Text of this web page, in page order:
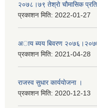
२०७८।७९ तेश्राे चाैमासिक
प्रकाशन मिति: 2022-01-27
अाय ब्यय बिवरण
प्रकाशन मिति: 2021-04-28
राजस्व सुधार कार्ययाेजना ।
प्रकाशन मिति: 2020-12-13